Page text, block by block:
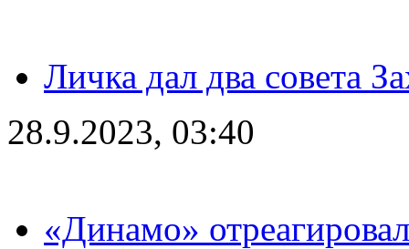
Личка дал два совета
28.9.2023, 03:40
«Динамо»